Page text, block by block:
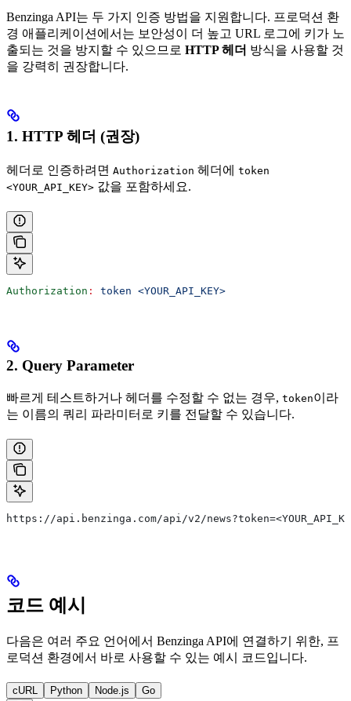
Benzinga API는 두 가지 인증 방법을 지원합니다. 프로덕션 환
경 애플리케이션에서는 보안성이 더 높고 URL 로그에 키가 노
출되는 것을 방지할 수 있으므로 HTTP 헤더 방식을 사용할 것
을 강력히 권장합니다.
1. HTTP 헤더 (권장)
헤더로 인증하려면 Authorization 헤더에 token
<YOUR_API_KEY> 값을 포함하세요.
Authorization : token <YOUR_API_KEY>
2. Query Parameter
빠르게 테스트하거나 헤더를 수정할 수 없는 경우, token이라
는 이름의 쿼리 파라미터로 키를 전달할 수 있습니다.
https://api.benzinga.com/api/v2/
코드 예시
다음은 여러 주요 언어에서 Benzinga API에 연결하기 위한, 프
로덕션 환경에서 바로 사용할 수 있는 예시 코드입니다.
cURL Python Node.js Go